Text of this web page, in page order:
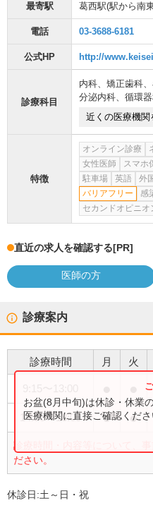
最寄駅 葛西駅(駅から南
電話 03-3688-6181
公式HP http://
診療科目
内科、 矯正歯科、
分泌内科、 循環
近くの医療機関
特徴
オンライン診療
女性医師
スマホ
駐車場
英語 外
バリアフリー
感
セカンドオピニ
直近の求人を確認する[PR]
医師の方
診療案内
診療時間 月 火
14:00〜18:00 ● ●
診療時間・内容等について、
ださい。
お盆(8月中旬)は休診・休業
医療機関に直接ご確認くださ
休診日:土～日・祝